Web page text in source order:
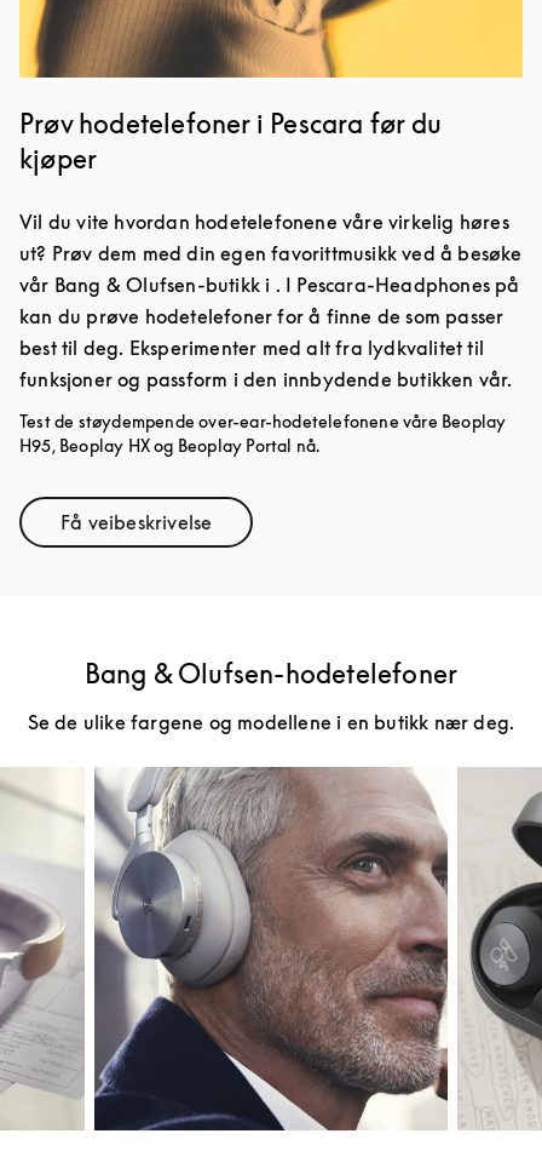
Prøv hodetelefoner i Pescara før du
kjøper
Vil du vite hvordan hodetelefonene våre virkelig høres
ut? Prøv dem med din egen favorittmusikk ved å besøke
vår Bang & Olufsen-butikk i . I Pescara-Headphones på
kan du prøve hodetelefoner for å finne de som passer
best til deg. Eksperimenter med alt fra lydkvalitet til
funksjoner og passform i den innbydende butikken vår.
Test de støydempende over-ear-hodetelefonene våre Beoplay
H95, Beoplay HX og Beoplay Portal nå.
Få veibeskrivelseLink Opens in New Tab
Bang & Olufsen-hodetelefoner
Se de ulike fargene og modellene i en butikk nær deg.